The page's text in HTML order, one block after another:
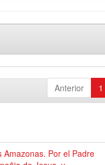
Anterior 1
Amazonas. Por el Padre